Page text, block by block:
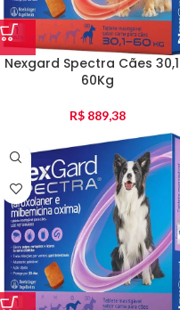
Nexgard Spectra Cães
60Kg
R$ 889,38